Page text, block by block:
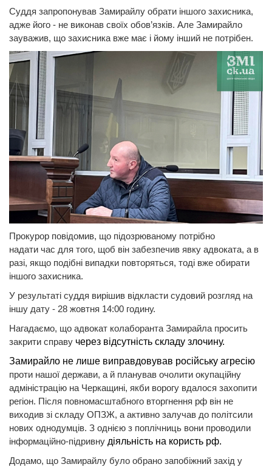
Суддя запропонував Замирайлу обрати іншого захисника,
адже його - не виконав своїх обов’язків. Але Замирайло
зауважив, що захисника вже має і йому інший не потрібен.
Прокурор повідомив, що підозрюваному потрібно
надати час для того, щоб він забезпечив явку адвоката, а в
разі, якщо подібні випадки повторяться, тоді вже обирати
іншого захисника.
У результаті суддя вирішив відкласти судовий розгляд на
іншу дату - 28 жовтня 14:00 годину.
Нагадаємо, що адвокат колаборанта Замирайла просить
закрити справу через відсутність складу злочину.
Замирайло не лише виправдовував російську агресію
проти нашої держави, а й планував очолити окупаційну
адміністрацію на Черкащині, якби ворогу вдалося захопити
регіон. Після повномасштабного вторгнення рф він не
виходив зі складу ОПЗЖ, а активно залучав до політсили
нових однодумців. З однією з поплічниць вони проводили
інформаційно-підривну діяльність на користь рф.
Додамо, що Замирайлу було обрано запобіжний захід у